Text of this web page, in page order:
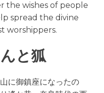
the wishes of people
spread the divine
worshippers.
と狐
に御鎮座になったの